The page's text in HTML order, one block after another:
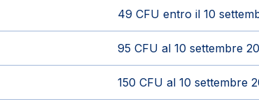
49 CFU entro il 10
95 CFU al 10 settembre
150 CFU al 10 settembre